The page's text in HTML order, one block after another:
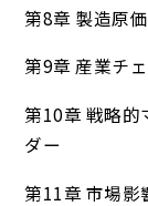
第8章 製造原
第9章 産業チ
第10章 戦略的
ダー
第11章 市場影